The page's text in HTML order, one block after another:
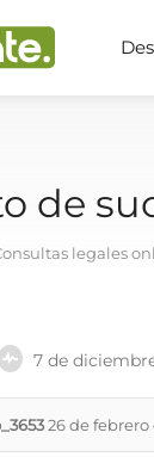
de
legales
7 de
26 de febrero